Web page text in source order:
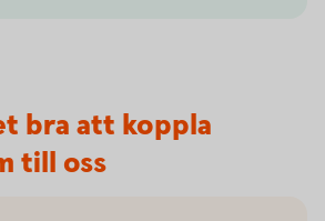
bra att koppla
till oss